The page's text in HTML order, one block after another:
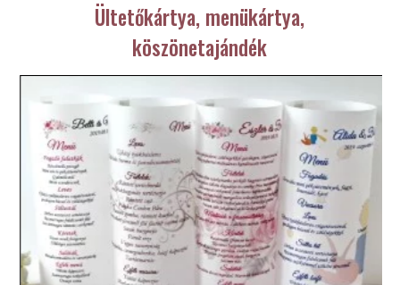
Ültetőkártya, menükártya,
köszönetajándék